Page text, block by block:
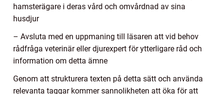
hamsterägare i deras vård och omvårdnad av sina
husdjur
– Avsluta med en uppmaning till läsaren att vid behov
rådfråga veterinär eller djurexpert för ytterligare råd och
information om detta ämne
Genom att strukturera texten på detta sätt och använda
relevanta taggar kommer sannolikheten att öka för att